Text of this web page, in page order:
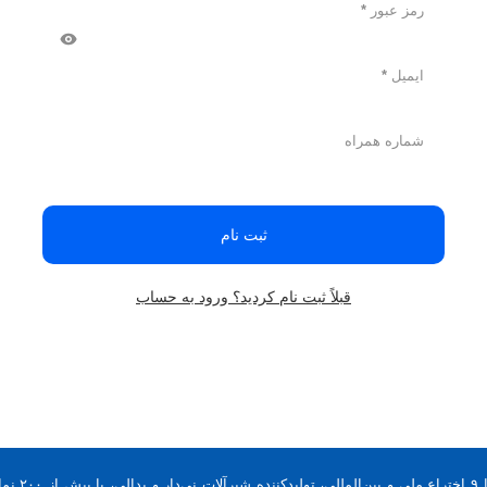
رمز عبور *
ایمیل *
شماره همراه
ثبت نام
قبلاً ثبت نام کردید؟ ورود به حساب